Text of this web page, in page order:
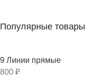
Популярные товары
9 Линии прямые
800 ₽